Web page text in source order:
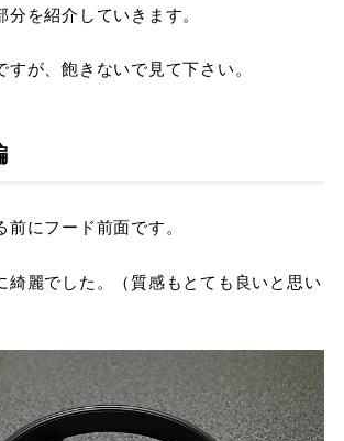
を紹介していきます。
が、飽きないで見て下さい。
にフード前面です。
綺麗でした。（質感もとても良いと思い